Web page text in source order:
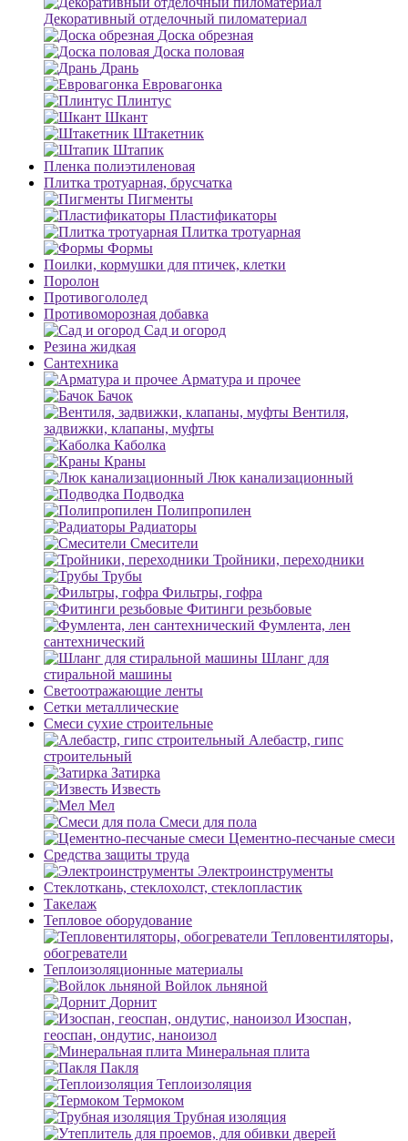
Декоративный отделочный пиломатериал
Доска обрезная
Доска половая
Дрань
Евровагонка
Плинтус
Шкант
Штакетник
Штапик
Пленка полиэтиленовая
Плитка тротуарная, брусчатка
Пигменты
Пластификаторы
Плитка тротуарная
Формы
Поилки, кормушки для птичек, клетки
Поролон
Противогололед
Противоморозная добавка
Сад и огород
Резина жидкая
Сантехника
Арматура и прочее
Бачок
Вентиля,
задвижки, клапаны, муфты
Каболка
Краны
Люк канализационный
Подводка
Полипропилен
Радиаторы
Смесители
Тройники, переходники
Трубы
Фильтры, гофра
Фитинги резьбовые
Фумлента, лен
сантехнический
Шланг для
стиральной машины
Светоотражающие ленты
Сетки металлические
Смеси сухие строительные
Алебастр, гипс
строительный
Затирка
Известь
Мел
Смеси для пола
Цементно-песчаные смеси
Средства защиты труда
Электроинструменты
Стеклоткань, стеклохолст, стеклопластик
Такелаж
Тепловое оборудование
Тепловентиляторы,
обогреватели
Теплоизоляционные материалы
Войлок льняной
Дорнит
Изоспан,
геоспан, ондутис, наноизол
Минеральная плита
Пакля
Теплоизоляция
Термоком
Трубная изоляция